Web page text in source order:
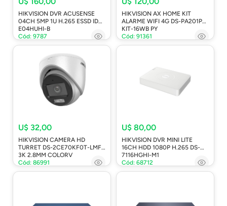
HIKVISION DVR ACUSENSE
04CH 5MP 1U H.265 ESSD IDS-
E04HUHI-B
Cód: 9787
HIKVISION AX HOME KIT
ALARME WIFI 4G DS-PA201PS-
KIT-16WB PY
Cód: 91361
U$ 32,00
HIKVISION CAMERA HD
TURRET DS-2CE70KF0T-LMFS
3K 2.8MM COLORV
Cód: 86991
U$ 80,00
HIKVISION DVR MINI LITE
16CH HDD 1080P H.265 DS-
7116HGHI-M1
Cód: 68712